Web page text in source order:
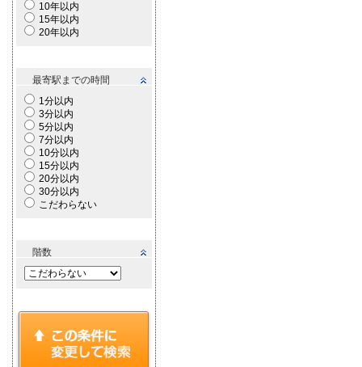
10年以内
15年以内
20年以内
最寄駅までの時間
1分以内
3分以内
5分以内
7分以内
10分以内
15分以内
20分以内
30分以内
こだわらない
階数